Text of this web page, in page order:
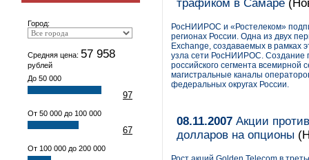
Город:
Средняя цена: 57 958
рублей
До 50 000
97
От 50 000 до 100 000
67
От 100 000 до 200 000
трафиком в Самаре
РосНИИРОС и «Ростелеком»
регионах России. Одна из двух
Exchange, создаваемых в рамках
узла сети РосНИИРОС. Создание
российского сегмента всемирной
магистральные каналы
федеральных округах России.
08.11.2007 Акции
долларов на опционы